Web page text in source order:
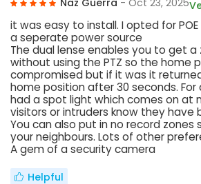
Naz Guerra - Oct 23, 2025
it was easy to install. I opted for
a seperate power source
The dual lense enables you to get
without using the PTZ so the home
compromised but if it was it
home position after 30 seconds.
had a spot light which comes on at
visitors or intruders know they have
You can also put in no record zones
your neighbours. Lots of other
A gem of a security camera
Helpful